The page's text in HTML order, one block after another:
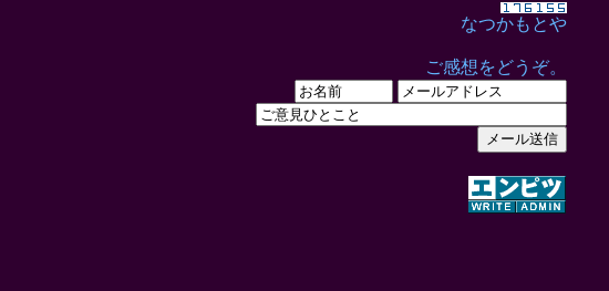
なつかもとや
ご感想をどうぞ。